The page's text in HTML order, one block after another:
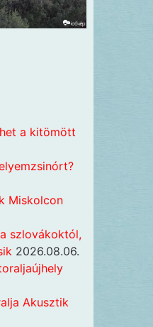
a kitömött
Miskolcon
szlovákoktól,
2026.08.06.
Akusztik